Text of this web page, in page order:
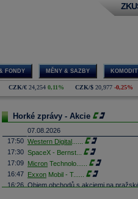
FONDY MĚNY & SAZBY
CZK/€ 24,254 0,11% CZK/$ 20,977 -0,25%
Horké zprávy - Akcie
07.08.2026
17:50 Western Digital
17:30 SpaceX - Bernst
17:09 Micron Technolo
16:47 Exxon Mobil - T......
16:26 Objem obchodů s akciemi na